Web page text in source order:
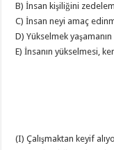
B) İnsan kişiliğini
C) İnsan neyi amaç
D) Yükselmek
E) İnsanın yükselmesi,
(I) Çalışmaktan keyif